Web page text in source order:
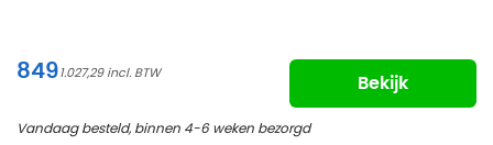
8491.027,29
Bekijk
Vandaag besteld, binnen 4-6 weken bezorgd